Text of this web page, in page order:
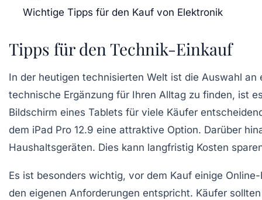
Wichtige Tipps für den Kauf von Elektronik
Tipps für den Technik-Einkauf
In der heutigen technisierten Welt ist die Auswahl an
technische Ergänzung für Ihren Alltag zu finden, ist
Bildschirm eines Tablets für viele Käufer
dem iPad Pro 12.9 eine attraktive Option. Darüber
Haushaltsgeräten. Dies kann langfristig Kosten
Es ist besonders wichtig, vor dem Kauf einige
den eigenen Anforderungen entspricht. Käufer